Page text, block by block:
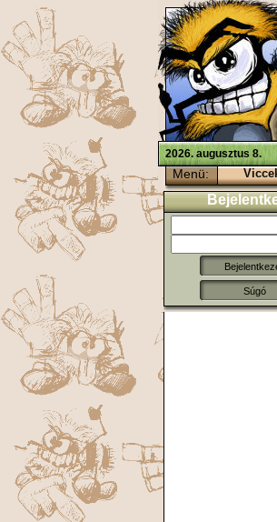
2026. augusztus 8.
Menü:
Súgó